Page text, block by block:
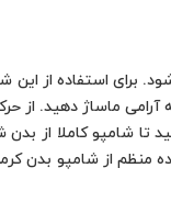
استفاده از این
ماساژ دهید. از
شامپو کاملا از بدن
منظم از شامپو بدن